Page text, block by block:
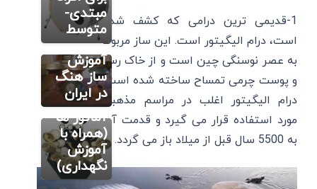
1-قدیمی ترین درامی که کشف شده
است، درام الیگیتور است. این ساز مربوط
به عصر نوسنگی چین است و از خاک رس
و پوست چرمی تمساح ساخته شده است.
درام الیگیتور اغلب در مراسم مذهبی
مورد استفاده قرار می گیرد و قدمت آن
به 5500 سال قبل از میلاد باز می گردد.
مبتدی-
متوسط
بهترین
کلاس
های
آموزش
ساز هنگ
در ایران
آموزش آنلاین
درامز
۱۳ دقیقه
فیلم
آموزش
درامز برای
آماتور ها
(همراه با
آموزش
نگهداری)